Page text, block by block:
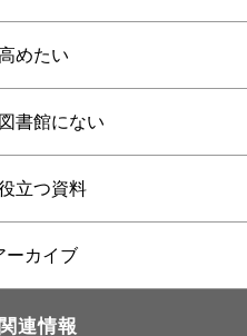
めたい
書館にない
立つ資料
ーカイブ
連情報